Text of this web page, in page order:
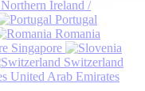
Northern Ireland /
Portugal
Romania
Singapore
Switzerland
United Arab Emirates